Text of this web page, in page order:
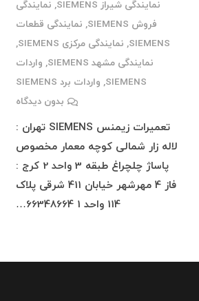
نمایندگی شیراز SIEMENS
, نمایندگی
فروش SIEMENS
, نمایندگی قطعات
SIEMENS
, نمایندگی مرکزی SIEMENS
,
نمایندگی مشهد SIEMENS
, واردات
SIEMENS
, واردات برد SIEMENS
بدون دیدگاه
تعمیرات زیمنس SIEMENS تهران :
لاله زار شمالی کوچه معمار مخصوص
پاساژ چلچراغ طبقه 3 واحد 2 کرج :
فاز 4 مهرشهر خیابان 411 شرقی پلاک
114 واحد 1 66348664…